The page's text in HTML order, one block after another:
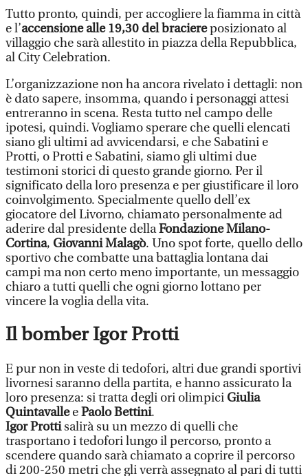
Tutto pronto, quindi, per accogliere la fiamma in città
e l’accensione alle 19,30 del braciereposizionato al
villaggio che sarà allestito in piazza della Repubblica,
al City Celebration.
L’organizzazione non ha ancora rivelato i dettagli: non
è dato sapere, insomma, quando i personaggi attesi
entreranno in scena. Resta tutto nel campo delle
ipotesi, quindi. Vogliamo sperare che quelli elencati
siano gli ultimi ad avvicendarsi, e che Sabatini e
Protti, o Protti e Sabatini, siamo gli ultimi due
testimoni storici di questo grande giorno. Per il
significato della loro presenza e per giustificare il loro
coinvolgimento. Specialmente quello dell’ex
giocatore del Livorno, chiamato personalmente ad
aderire dal presidente dellaFondazione Milano-
Cortina, Giovanni Malagò. Uno spot forte, quello dello
sportivo che combatte una battaglia lontana dai
campi ma non certo meno importante, un messaggio
chiaro a tutti quelli che ogni giorno lottano per
vincere la voglia della vita.
Il bomber Igor Protti
E pur non in veste di tedofori, altri due grandi sportivi
livornesi saranno della partita, e hanno assicurato la
loro presenza: si tratta degli ori olimpiciGiulia
QuintavalleePaolo Bettini.
Igor Prottisalirà su un mezzo di quelli che
trasportano i tedofori lungo il percorso, pronto a
scendere quando sarà chiamato a coprire il percorso
di 200-250 metri che gli verrà assegnato al pari di tutti